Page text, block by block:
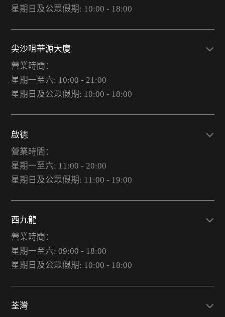
星期日及公眾假期: 10:00 - 18:00
尖沙咀華源大廈
營業時間：
星期一至六: 10:00 - 21:00
星期日及公眾假期: 10:00 - 18:00
啟德
營業時間：
星期一至六: 11:00 - 20:00
星期日及公眾假期: 11:00 - 19:00
西九龍
營業時間：
星期一至六: 09:00 - 18:00
星期日及公眾假期: 10:00 - 18:00
荃灣